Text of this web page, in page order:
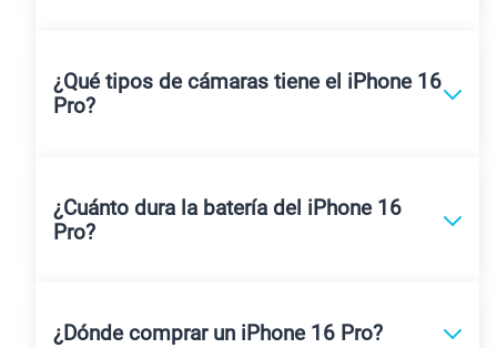
¿Qué tipos de cámaras tiene el iPhone 16
Pro?
¿Cuánto dura la batería del iPhone 16
Pro?
¿Dónde comprar un iPhone 16 Pro?